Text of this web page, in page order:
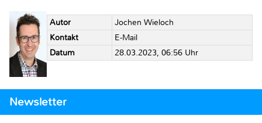
Autor
Jochen Wieloch
Kontakt
E-Mail
Datum
28.03.2023, 06:56 Uhr
Newsletter